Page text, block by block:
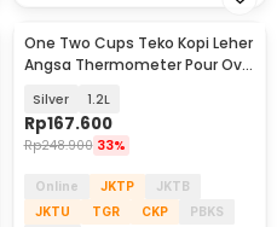
One Two Cups Teko Kopi Leher
Angsa Thermometer Pour Over
Silver 1.2L
Rp167.600
Rp248.900 33%
Online JKTP
JKTB
JKTU
TGR CKP
PBKS